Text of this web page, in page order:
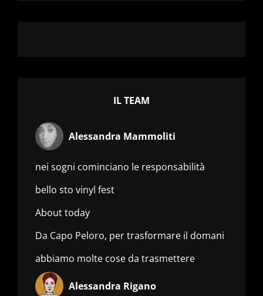
IL TEAM
Alessandra Mammoliti
nei sogni cominciano le responsabilità
bello sto vinyl fest
About today
Da Capo Peloro, per trasformare il domani
abbiamo molte cose da trasmettere
Alessandra Rigano